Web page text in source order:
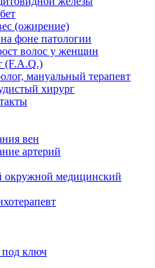
(ожирение)
фоне патологии
волос у женщин
(F.A.Q.)
мануальный терапевт
хирург
вен
артерий
медицинский
под ключ